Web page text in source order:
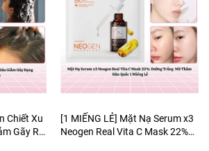
Chiết Xu
Gãy Rụ
[1 MIẾNG LẺ] Mặt Nạ Serum x3
Neogen Real Vita C Mask 22%